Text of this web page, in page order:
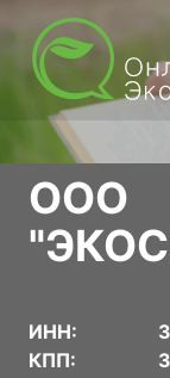
ООО
ИНН:
КПП: